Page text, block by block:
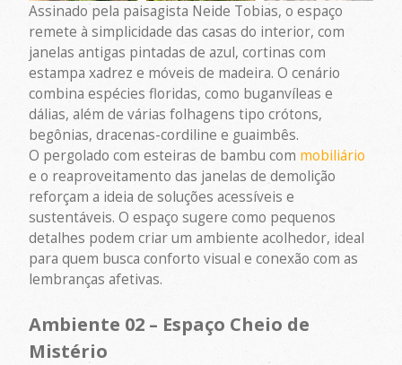
Assinado pela paisagista Neide Tobias, o espaço
remete à simplicidade das casas do interior, com
janelas antigas pintadas de azul, cortinas com
estampa xadrez e móveis de madeira. O cenário
combina espécies floridas, como buganvíleas e
dálias, além de várias folhagens tipo crótons,
begônias, dracenas-cordiline e guaimbês.
O pergolado com esteiras de bambu com mobiliário
e o reaproveitamento das janelas de demolição
reforçam a ideia de soluções acessíveis e
sustentáveis. O espaço sugere como pequenos
detalhes podem criar um ambiente acolhedor, ideal
para quem busca conforto visual e conexão com as
lembranças afetivas.
Ambiente 02 – Espaço Cheio de
Mistério